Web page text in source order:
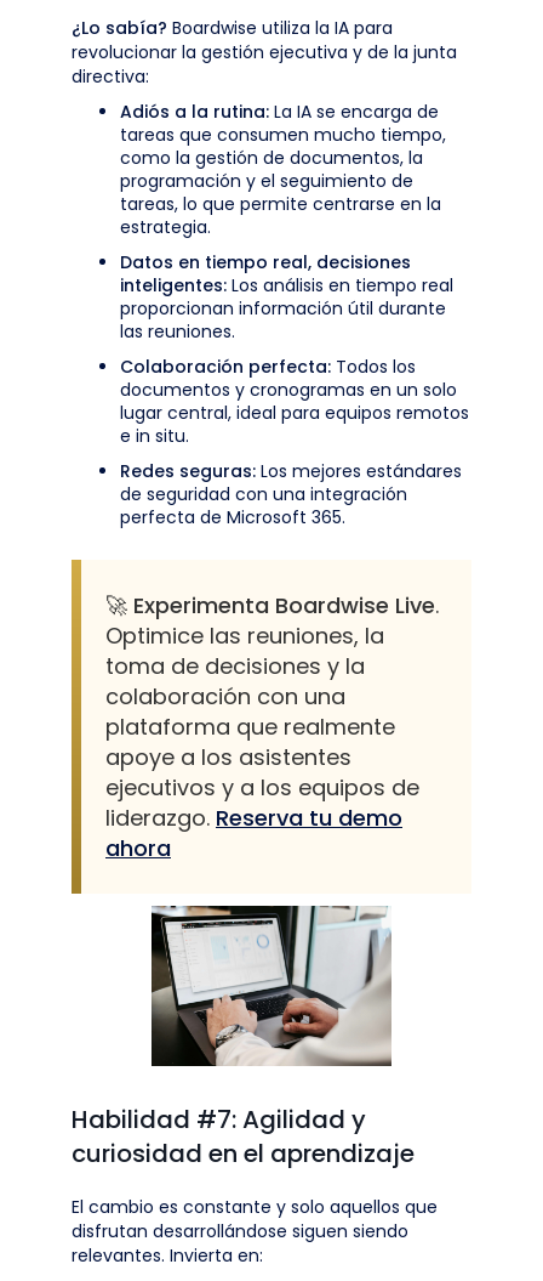
¿Lo sabía? Boardwise utiliza la IA para
revolucionar la gestión ejecutiva y de la junta
directiva:
Adiós a la rutina: La IA se encarga de
tareas que consumen mucho tiempo,
como la gestión de documentos, la
programación y el seguimiento de
tareas, lo que permite centrarse en la
estrategia.
Datos en tiempo real, decisiones
inteligentes: Los análisis en tiempo real
proporcionan información útil durante
las reuniones.
Colaboración perfecta: Todos los
documentos y cronogramas en un solo
lugar central, ideal para equipos remotos
e in situ.
Redes seguras: Los mejores estándares
de seguridad con una integración
perfecta de Microsoft 365.
🚀 Experimenta Boardwise Live.
Optimice las reuniones, la
toma de decisiones y la
colaboración con una
plataforma que realmente
apoye a los asistentes
ejecutivos y a los equipos de
liderazgo. Reserva tu demo
ahora
Habilidad #7: Agilidad y
curiosidad en el aprendizaje
El cambio es constante y solo aquellos que
disfrutan desarrollándose siguen siendo
relevantes. Invierta en: